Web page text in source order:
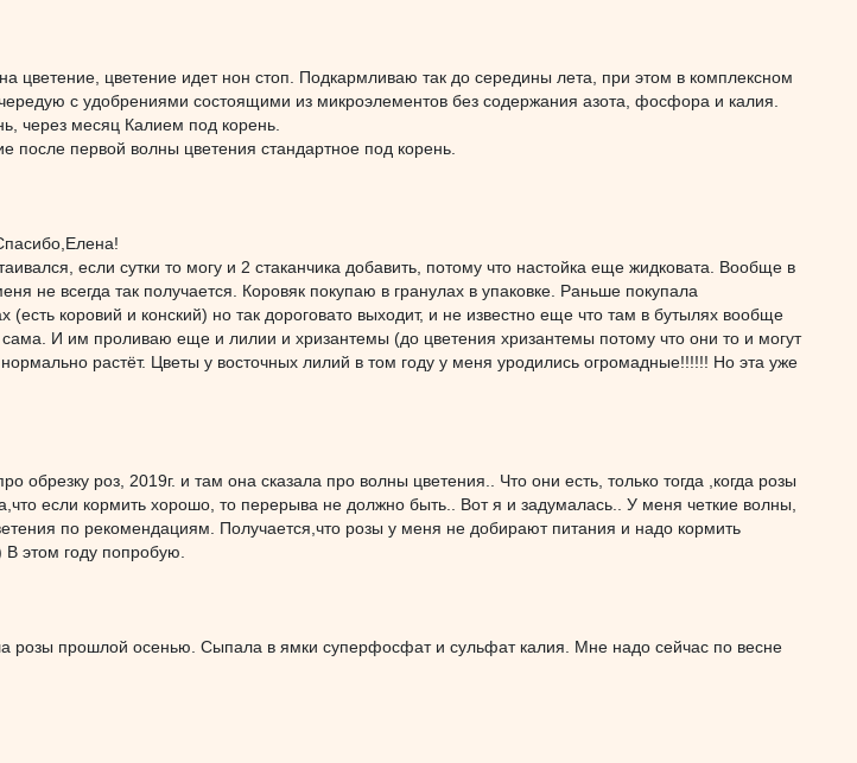
цветение, цветение идет нон стоп. Подкармливаю так до середины лета, при этом в комплексном
с удобрениями состоящими из микроэлементов без содержания азота, фосфора и калия.
через месяц Калием под корень.
после первой волны цветения стандартное под корень.
если сутки то могу и 2 стаканчика добавить, потому что настойка еще жидковата. Вообще в
не всегда так получается. Коровяк покупаю в гранулах в упаковке. Раньше покупала
(есть коровий и конский) но так дороговато выходит, и не известно еще что там в бутылях вообще
И им проливаю еще и лилии и хризантемы (до цветения хризантемы потому что они то и могут
растёт. Цветы у восточных лилий в том году у меня уродились огромадные!!!!!! Но эта уже
обрезку роз, 2019г. и там она сказала про волны цветения.. Что они есть, только тогда ,когда розы
если кормить хорошо, то перерыва не должно быть.. Вот я и задумалась.. У меня четкие волны,
по рекомендациям. Получается,что розы у меня не добирают питания и надо кормить
В этом году попробую.
розы прошлой осенью. Сыпала в ямки суперфосфат и сульфат калия. Мне надо сейчас по весне